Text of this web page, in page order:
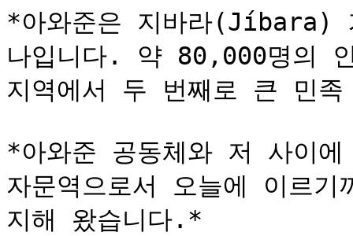
*아와준은 지바라(Jíbara)
나입니다. 약 80,000명의
지역에서 두 번째로 큰 민
*아와준 공동체와 저 사이
자문역으로서 오늘에 이르
지해 왔습니다.*